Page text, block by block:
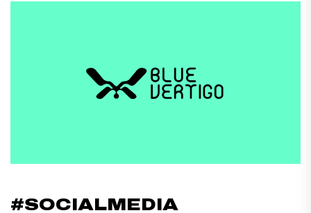
#SOCIALMEDIA